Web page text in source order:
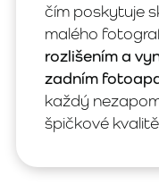
čím poskytuje
malého
rozlišením a
zadním
každý
špičkové